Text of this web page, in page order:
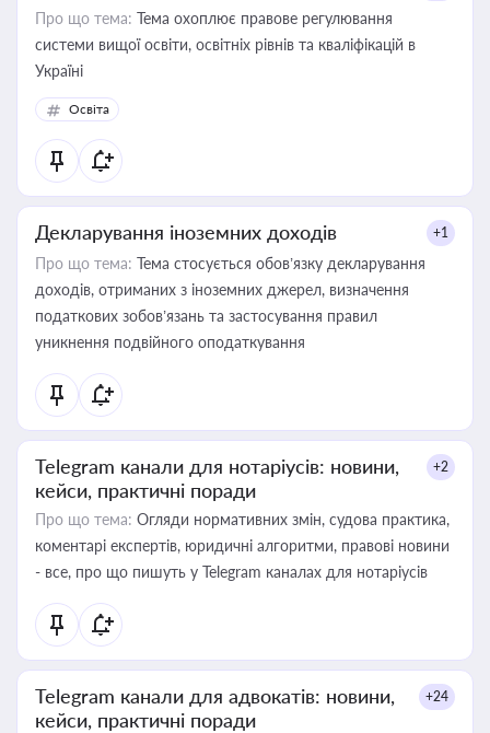
Про що тема: Тема охоплює правове регулювання
системи вищої освіти, освітніх рівнів та кваліфікацій в
Україні
Освіта
Декларування іноземних доходів +1
Про що тема: Тема стосується обов’язку декларування
доходів, отриманих з іноземних джерел, визначення
податкових зобов’язань та застосування правил
уникнення подвійного оподаткування
Telegram канали для нотаріусів: новини,
кейси, практичні поради
+2
Про що тема: Огляди нормативних змін, судова практика,
коментарі експертів, юридичні алгоритми, правові новини
- все, про що пишуть у Telegram каналах для нотаріусів
Telegram канали для адвокатів: новини,
кейси, практичні поради
+24